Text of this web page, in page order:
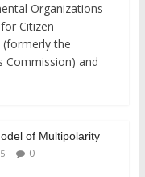
Organizations
Citizen
the
Commission) and
of Multipolarity
0